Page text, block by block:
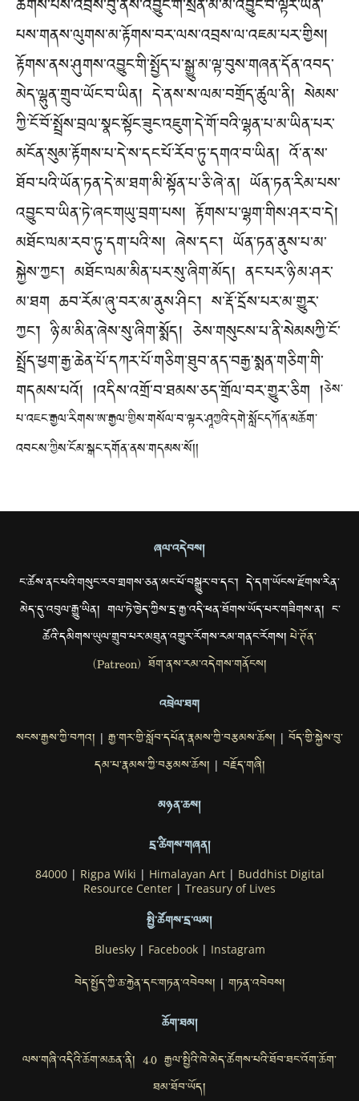
ཚོགས་པས་འབྲས་བུ་ནས་འབྱུང་གི་སྲན་མ་མི་འབྱུང་བ་ལྟར་ཡིན་
པས་གནས་ལུགས་མ་རྟོགས་བར་ལས་འབྲས་ལ་འཇམ་པར་གྱིས།
རྟོགས་ནས་ཤུགས་འབྱུང་གི་སྤྱོད་པ་སྒྱུ་མ་ལྟ་བུས་གཞན་དོན་འབད་
མེད་ལྷུན་གྲུབ་ཡོང་བ་ཡིན། དེ་ནས་ས་ལམ་བགྲོད་ཚུལ་ནི། སེམས་
ཀྱི་ངོ་བོ་སྤྲོས་བྲལ་སྣང་སྟོང་ཟུང་འཇུག་དེ་གོ་བའི་ལྷན་པ་མ་ཡིན་པར་
མངོན་སུམ་རྟོགས་པ་དེ་ས་དང་པོ་རོབ་ཏུ་དགའ་བ་ཡིན། འོ་ན་ས་
ཐོབ་པའི་ཡོན་ཏན་དེ་མ་ཐག་མི་སྟོན་པ་ཅི་ཞེ་ན། ཡོན་ཏན་རིམ་པས་
འབྱུང་བ་ཡིན་ཏེ་ཞང་གཡུ་བྲག་པས། རྟོགས་པ་ལྷག་གིས་ཤར་བ་དེ།
མཐོང་ལམ་རབ་ཏུ་དག་པའི་ས། ཞེས་དང་། ཡོན་ཏན་ནུས་པ་མ་
སྐྱེས་ཀྱང་། མཐོང་ལམ་མིན་པར་སུ་ཞིག་མོད། ནང་པར་ཉི་མ་ཤར་
མ་ཐག ཆབ་རོམ་ཞུ་བར་མ་ནུས་ཤིང་། ས་རྡོ་དྲོས་པར་མ་གྱུར་
ཀྱང་། ཉི་མ་མིན་ཞེས་སུ་ཞིག་སྨོད། ཅེས་གསུངས་པ་ནི་སེམསཀྱི་ངོ་
སྤྲོད་ཕྱག་རྒྱ་ཆེན་པོ་དཀར་པོ་གཅིག་ཐུབ་ནད་བརྒྱ་སྨན་གཅིག་གི་
གདམས་པའོ། །འདིས་འགྲོ་བ་ཐམས་ཅད་གྲོལ་བར་གྱུར་ཅིག །ཅེས་
པ་འཇང་རྒྱལ་རིགས་ཨ་རྒྱལ་གྱིས་གསོལ་བ་ལྟར་ཤཱཀྱའི་དགེ་སློངདཀོན་མཆོག་
འབངས་ཀྱིས་ངོམ་སྒང་དགོན་ནས་གདམས་སོ།།
ཞལ་འདེབས།
ང་ཚོས་ནང་པའི་གསུང་རབ་གྲགས་ཅན་མང་པོ་བསྒྱུར་བ་དང་། དེ་དག་ཡོངས་རྫོགས་རིན་
མེད་དུ་འབུལ་རྒྱུ་ཡིན། གལ་ཏེ་ཁྱེད་ཀྱིས་དྲ་རྒྱ་འདི་ཕན་ཐོགས་ཡོད་པར་གཟིགས་ན། ང་
ཚོའི་དམིགས་ཡུལ་གྲུབ་པར་མཐུན་འགྱུར་རོགས་རམ་གནང་རོགས།པེ་ཊོན་
(Patreon) ཐོག་ནས་རམ་འདེགས་གནོངས།
འབྲེལ་ཐག
སངས་རྒྱས་ཀྱི་བཀའ། | རྒྱ་གར་གྱི་སློབ་དཔོན་རྣམས་ཀྱི་བརྩམས་ཆོས། | བོད་གྱི་སྐྱེས་བུ་
དམ་པ་རྣམས་ཀྱི་བརྩམས་ཆོས། | བརྗོད་གཞི།
མཉན་ཆས།
དྲ་ཚིགས་གཞན།
84000| Rigpa Wiki | Himalayan Art| Buddhist Digital
Resource Center | Treasury of Lives
སྤྱི་ཚོགས་དྲ་ལམ།
Bluesky| Facebook| Instagram
བེད་སྤྱོད་ཀྱི་ཆ་རྐྱེན་དང་གཏན་འབེབས། | གཏན་འབེབས།
ཆོག་ཐམ།
ལས་གཞི་འདིའི་ཆོག་མཆན་ནི། 4.0 རྒྱལ་སྤྱིའི་ཁེ་མེད་ཚོགས་པའི་ཐོབ་ཐང་འོག་ཆོག་
ཐམ་ཐོབ་ཡོད།